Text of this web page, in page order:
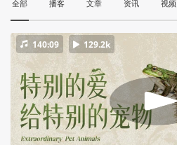
全部 播客 文章 资讯 视频
140:09 129.2k